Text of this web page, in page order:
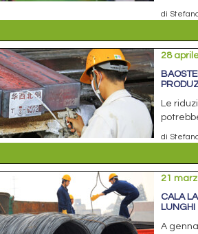
di
28
Le
di
21
CALA
LUNGHI
A